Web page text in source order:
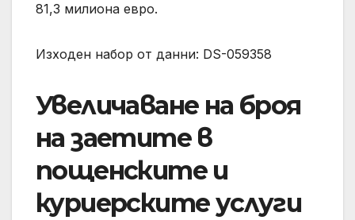
81,3 милиона евро.
Изходен набор от данни: DS-059358
Увеличаване на броя
на заетите в
пощенските и
куриерските услуги